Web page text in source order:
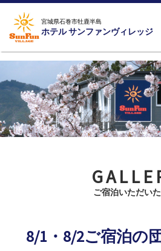
コ
ツ
ス
ッ
プ
宮城県石巻市牡鹿半島
ホテル サンファンヴィレッジ
ご宿泊いただい
2026.08.03
8/1・8/2ご宿泊の